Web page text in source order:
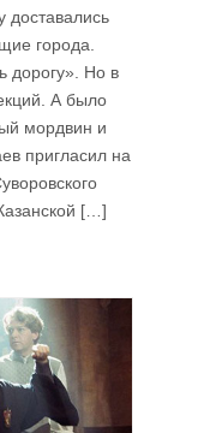
доставались
города.
дорогу». Но в
А было
мордвин и
пригласил на
[…]